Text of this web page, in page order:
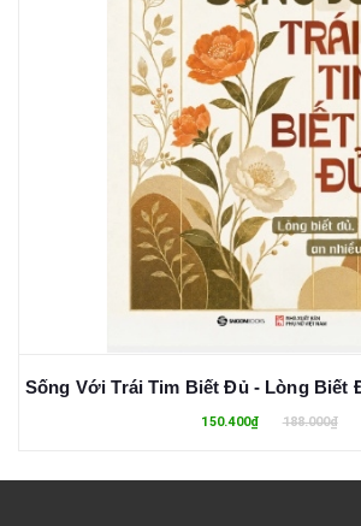
150.400₫ 188.000₫